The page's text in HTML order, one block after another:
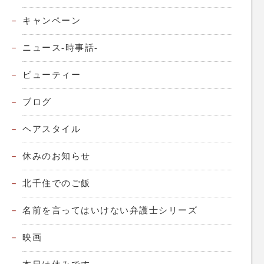
キャンペーン
ニュース-時事話-
ビューティー
ブログ
ヘアスタイル
休みのお知らせ
北千住でのご飯
名前を言ってはいけない弁護士シリーズ
映画